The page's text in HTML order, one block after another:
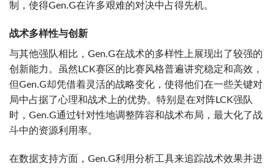
制，使得Gen.G在许多艰难的对决中占得先机。
战术多样性与创新
与其他强队相比，Gen.G在战术的多样性上展现出了较强的
创新能力。虽然LCK赛区的比赛风格普遍讲究稳定和高效，
但Gen.G却凭借着灵活的战略变化，使得他们在一些关键对
局中占据了心理和战术上的优势。特别是在对阵LCK强队
时，Gen.G通过针对性地调整阵容和战术布局，最大化了战
斗中的资源利用率。
在数据支持方面，Gen.G利用分析工具来追踪战术效果并进